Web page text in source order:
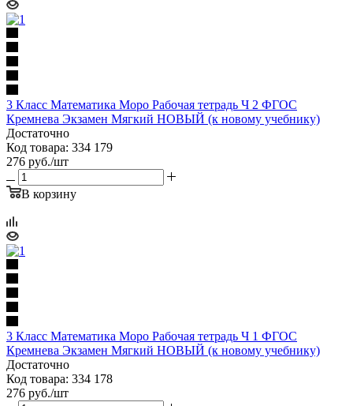
3 Класс Математика Моро Рабочая тетрадь Ч 2 ФГОС
Кремнева Экзамен Мягкий НОВЫЙ (к новому учебнику)
Достаточно
Код товара: 334 179
276 руб./шт
В корзину
3 Класс Математика Моро Рабочая тетрадь Ч 1 ФГОС
Кремнева Экзамен Мягкий НОВЫЙ (к новому учебнику)
Достаточно
Код товара: 334 178
276 руб./шт